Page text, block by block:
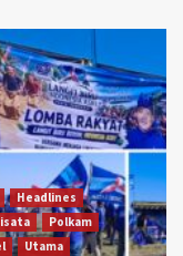
Headlines
Polkam
Utama